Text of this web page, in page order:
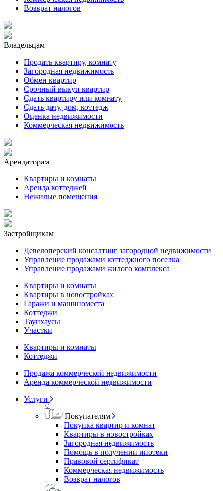
Возврат налогов
Владельцам
Продать квартиру, комнату
Загородная недвижимость
Обмен квартир
Срочный выкуп квартир
Сдать квартиру или комнату
Сдать дачу, дом, коттедж
Оценка недвижимости
Коммерческая недвижимость
Арендаторам
Квартиры и комнаты
Аренда коттеджей
Нежилые помещения
Застройщикам
Девелоперский консалтинг загородной недвижимости
Управление продажами коттеджного поселка
Управление продажами жилого комплекса
Квартиры и комнаты
Квартиры в новостройках
Гаражи и машиноместа
Коттеджи
Таунхаусы
Участки
Квартиры и комнаты
Коттеджи
Продажа коммерческой недвижимости
Аренда коммерческой недвижимости
Услуги
Покупателям
Покупка квартир и комнат
Квартиры в новостройках
Загородная недвижимость
Помощь в получении ипотеки
Правовой сертификат
Коммерческая недвижимость
Возврат налогов